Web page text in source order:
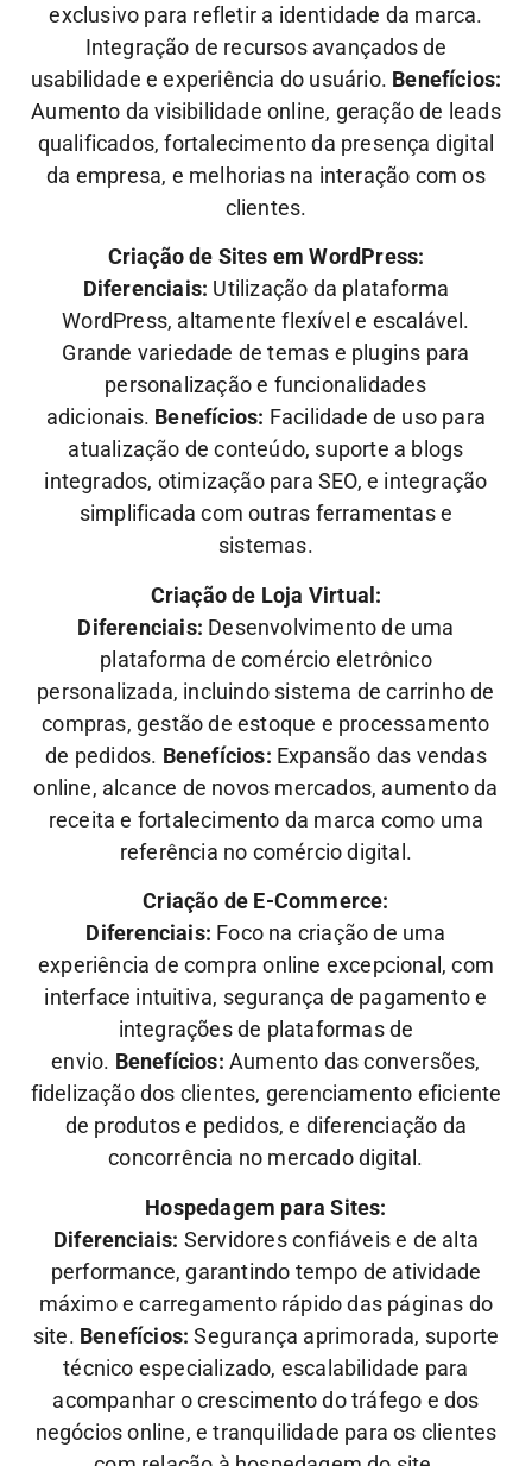
exclusivo para refletir a identidade da marca.
Integração de recursos avançados de
usabilidade e experiência do usuário. Benefícios:
Aumento da visibilidade online, geração de leads
qualificados, fortalecimento da presença digital
da empresa, e melhorias na interação com os
clientes.
Criação de Sites em WordPress:
Diferenciais: Utilização da plataforma
WordPress, altamente flexível e escalável.
Grande variedade de temas e plugins para
personalização e funcionalidades
adicionais. Benefícios: Facilidade de uso para
atualização de conteúdo, suporte a blogs
integrados, otimização para SEO, e integração
simplificada com outras ferramentas e
sistemas.
Criação de Loja Virtual:
Diferenciais: Desenvolvimento de uma
plataforma de comércio eletrônico
personalizada, incluindo sistema de carrinho de
compras, gestão de estoque e processamento
de pedidos. Benefícios: Expansão das vendas
online, alcance de novos mercados, aumento da
receita e fortalecimento da marca como uma
referência no comércio digital.
Criação de E-Commerce:
Diferenciais: Foco na criação de uma
experiência de compra online excepcional, com
interface intuitiva, segurança de pagamento e
integrações de plataformas de
envio. Benefícios: Aumento das conversões,
fidelização dos clientes, gerenciamento eficiente
de produtos e pedidos, e diferenciação da
concorrência no mercado digital.
Hospedagem para Sites:
Diferenciais: Servidores confiáveis e de alta
performance, garantindo tempo de atividade
máximo e carregamento rápido das páginas do
site. Benefícios: Segurança aprimorada, suporte
técnico especializado, escalabilidade para
acompanhar o crescimento do tráfego e dos
negócios online, e tranquilidade para os clientes